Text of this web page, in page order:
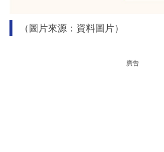
（圖片來源：資料圖片）
廣告